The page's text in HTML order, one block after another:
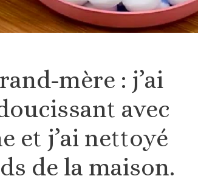
mère : j’ai
avec
et j’ai nettoyé
de la maison.